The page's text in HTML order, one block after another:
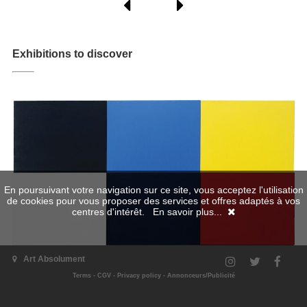
Exhibitions to discover
Art Absolument
Terms- CGV- Privacy policy- Annonceurs/Publicité
En poursuivant votre navigation sur ce site, vous acceptez l'utilisation
de cookies pour vous proposer des services et offres adaptés à vos
centres d'intérêt. En savoir plus...